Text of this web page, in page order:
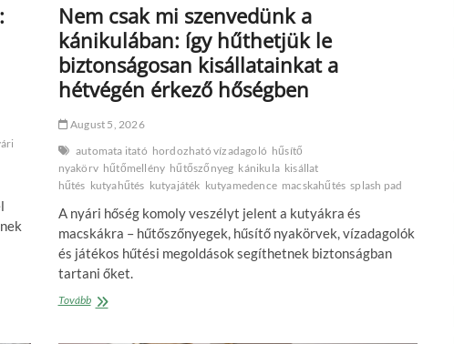
Nem csak mi szenvedünk a
kánikulában: így hűthetjük le
biztonságosan kisállatainkat a
hétvégén érkező hőségben
August 5, 2026
automata itató hordozható vízadagoló hűsítő
nyakörv hűtőmellény hűtőszőnyeg kánikula kisállat
hűtés kutyahűtés kutyajáték kutyamedence macskahűtés splash pad
A nyári hőség komoly veszélyt jelent a kutyákra és
macskákra – hűtőszőnyegek, hűsítő nyakörvek, vízadagolók
és játékos hűtési megoldások segíthetnek biztonságban
tartani őket.
TovábbNem